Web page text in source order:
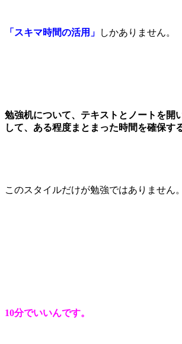
「スキマ時間の活用」 しかありません。
勉強机について、テキストとノートを開
して、ある程度まとまった時間を確保する
このスタイルだけが勉強ではありません。
10分でいいんです。